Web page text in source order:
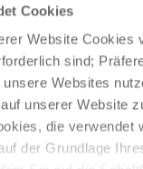
Cookies
Website Cookies
sind;
Websites
unserer Website
die verwendet
der Grundlage
ausgiebiges
Restaurant
der